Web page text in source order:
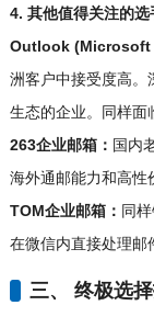
4. 其他值得关注的选
Outlook (Microsoft
洲客户中接受度高。
生态的企业。同样面
263企业邮箱： 国内
海外通邮能力和高性
TOM企业邮箱： 同
在微信内直接处理邮
三、 终极选